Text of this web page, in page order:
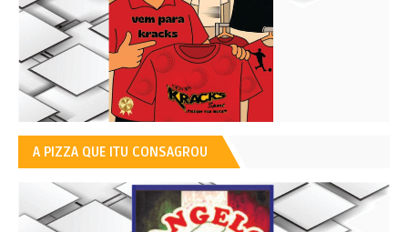
A PIZZA QUE ITU CONSAGROU